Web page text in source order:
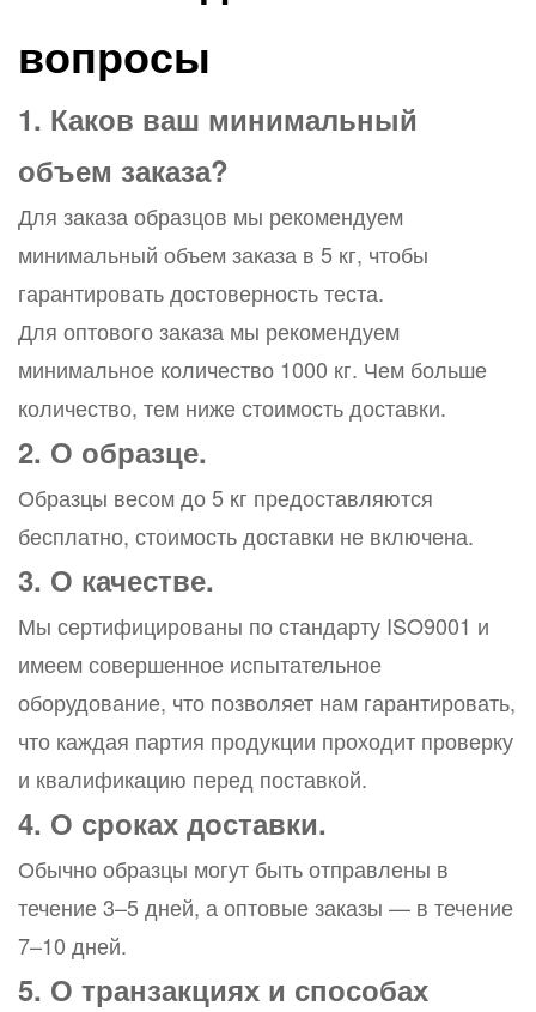
вопросы
1. Каков ваш минимальный
объем заказа?
Для заказа образцов мы рекомендуем
минимальный объем заказа в 5 кг, чтобы
гарантировать достоверность теста.
Для оптового заказа мы рекомендуем
минимальное количество 1000 кг. Чем больше
количество, тем ниже стоимость доставки.
2. О образце.
Образцы весом до 5 кг предоставляются
бесплатно, стоимость доставки не включена.
3. О качестве.
Мы сертифицированы по стандарту ISO9001 и
имеем совершенное испытательное
оборудование, что позволяет нам гарантировать,
что каждая партия продукции проходит проверку
и квалификацию перед поставкой.
4. О сроках доставки.
Обычно образцы могут быть отправлены в
течение 3–5 дней, а оптовые заказы — в течение
7–10 дней.
5. О транзакциях и способах